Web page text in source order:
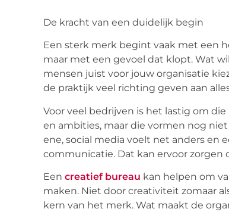
De kracht van een duidelijk begin
Een sterk merk begint vaak met een
maar met een gevoel dat klopt. Wat
mensen juist voor jouw organisatie
de praktijk veel richting geven aan
Voor veel bedrijven is het lastig om
en ambities, maar die vormen nog
ene, social media voelt net anders en
communicatie. Dat kan ervoor
Een creatief bureau kan helpen om
maken. Niet door creativiteit zomaar
kern van het merk. Wat maakt de